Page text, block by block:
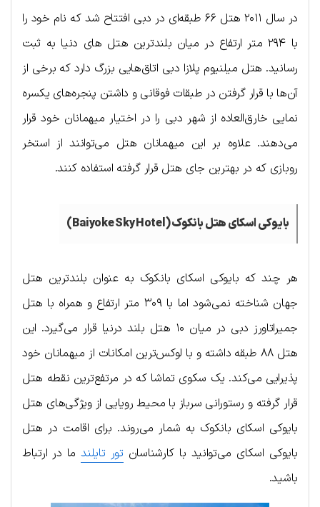
در سال ۲۰۱۱ هتل ۶۶ طبقه‌ای در دبی افتتاح شد که نام خود را
با ۲۹۴ متر ارتفاع در میان بلندترین هتل های دنیا به ثبت
رسانید. هتل میلنیوم پلازا دبی اتاق‌هایی بزرگ دارد که برخی از
آن‌ها با قرار گرفتن در طبقات فوقانی و داشتن پنجره‌های یکسره
نمایی خارق‌العاده از شهر دبی را در اختیار میهمانان خود قرار
می‌دهند. علاوه بر این میهمانان هتل می‌توانند از استخر
روبازی که در بهترین جای هتل قرار گرفته استفاده کنند.
بایوکی اسکای هتل بانکوک (Baiyoke Sky Hotel)
هر چند که بایوکی اسکای بانکوک به عنوان بلندترین هتل
جهان شناخته نمی‌شود اما با ۳۰۹ متر ارتفاع و همراه با هتل
جمیراتاورز دبی در میان ۱۰ هتل بلند درنیا قرار می‌گیرد. این
هتل ۸۸ طبقه داشته و با لوکس‌ترین امکانات از میهمانان خود
پذیرایی می‌کند. یک سکوی تماشا که در مرتفع‌ترین نقطه هتل
قرار گرفته و رستورانی سرباز با محیط رویایی از ویژگی‌های هتل
بایوکی اسکای بانکوک به شمار می‌روند. برای اقامت در هتل
بایوکی اسکای می‌توانید با کارشناسان تور تایلندما در ارتباط
باشید.